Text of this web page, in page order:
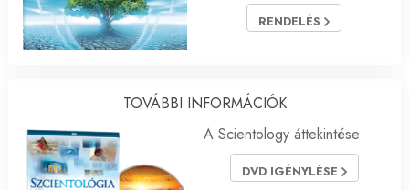
RENDELÉS
TOVÁBBI INFORMÁCIÓK
A Scientology áttekintése
DVD IGÉNYLÉSE